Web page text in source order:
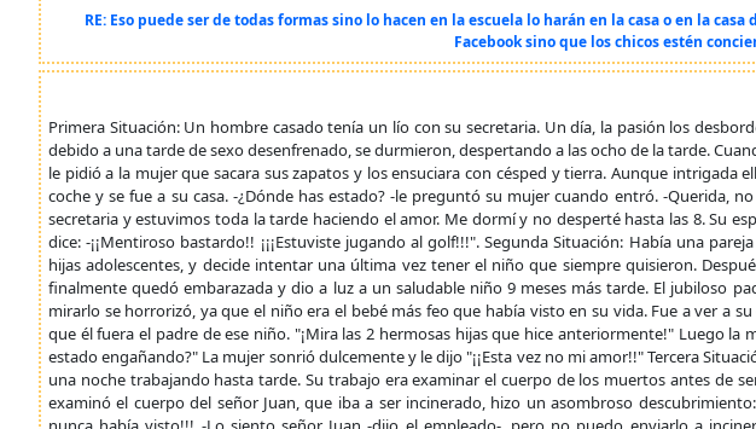
RE: Eso puede ser de todas formas sino lo hacen en la escuela lo harán en la casa o en la
Facebook sino que los chicos estén
Primera Situación: Un hombre casado tenía un lío con su secretaria. Un día, la pasión los
debido a una tarde de sexo desenfrenado, se durmieron, despertando a las ocho de la tarde.
le pidió a la mujer que sacara sus zapatos y los ensuciara con césped y tierra. Aunque intrigada
coche y se fue a su casa. -¿Dónde has estado? -le preguntó su mujer cuando entró. -Querida,
secretaria y estuvimos toda la tarde haciendo el amor. Me dormí y no desperté hasta las 8. Su
dice: -¡¡Mentiroso bastardo!! ¡¡¡Estuviste jugando al golf!!!". Segunda Situación: Había una
hijas adolescentes, y decide intentar una última vez tener el niño que siempre quisieron.
finalmente quedó embarazada y dio a luz a un saludable niño 9 meses más tarde. El jubiloso
mirarlo se horrorizó, ya que el niño era el bebé más feo que había visto en su vida. Fue a ver a
que él fuera el padre de ese niño. "¡Mira las 2 hermosas hijas que hice anteriormente!" Luego la
estado engañando?" La mujer sonrió dulcemente y le dijo "¡¡Esta vez no mi amor!!" Tercera
una noche trabajando hasta tarde. Su trabajo era examinar el cuerpo de los muertos antes de
examinó el cuerpo del señor Juan, que iba a ser incinerado, hizo un asombroso